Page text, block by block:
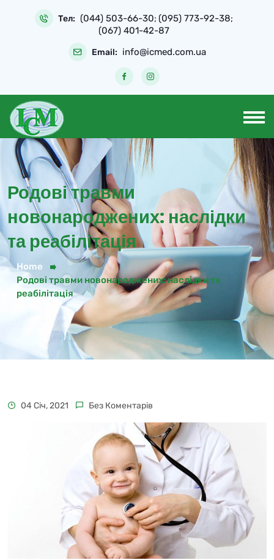
Тел: (044) 503-66-30; (095) 773-92-38;
(067) 401-42-87
Email: info@icmed.com.ua
Родові травми
новонароджених: наслідки
та реабілітація
Home
Родові травми новонароджених: наслідки та
реабілітація
04 Січ, 2021 Без Коментарів